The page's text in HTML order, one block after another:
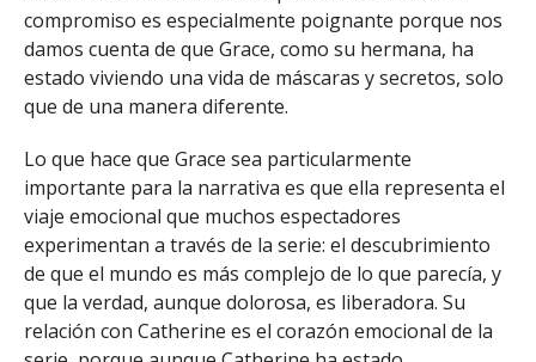
compromiso es especialmente poignante porque nos
damos cuenta de que Grace, como su hermana, ha
estado viviendo una vida de máscaras y secretos, solo
que de una manera diferente.
Lo que hace que Grace sea particularmente
importante para la narrativa es que ella representa el
viaje emocional que muchos espectadores
experimentan a través de la serie: el descubrimiento
de que el mundo es más complejo de lo que parecía, y
que la verdad, aunque dolorosa, es liberadora. Su
relación con Catherine es el corazón emocional de la